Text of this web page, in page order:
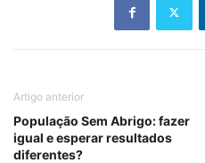
Artigo anterior
População Sem Abrigo: fazer
igual e esperar resultados
diferentes?